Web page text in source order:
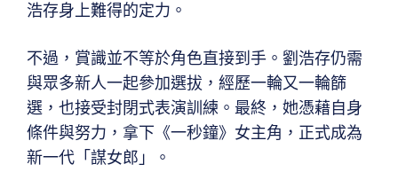
浩存身上難得的定力。
不過，賞識並不等於角色直接到手。劉浩存仍需
與眾多新人一起參加選拔，經歷一輪又一輪篩
選，也接受封閉式表演訓練。最終，她憑藉自身
條件與努力，拿下《一秒鐘》女主角，正式成為
新一代「謀女郎」。